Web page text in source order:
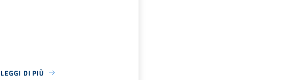
LEGGI DI PIÙ